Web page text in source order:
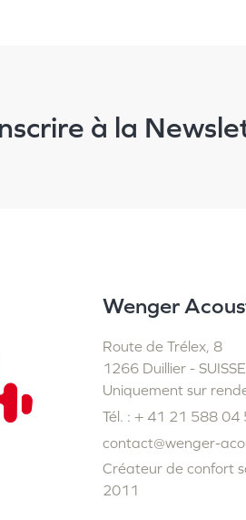
à la
Wenger
Route de Trélex, 8
1266 Duillier - SUISSE
Uniquement sur
Tél. : + 41 21 588 04
contact@wenger-
Créateur de confort
2011